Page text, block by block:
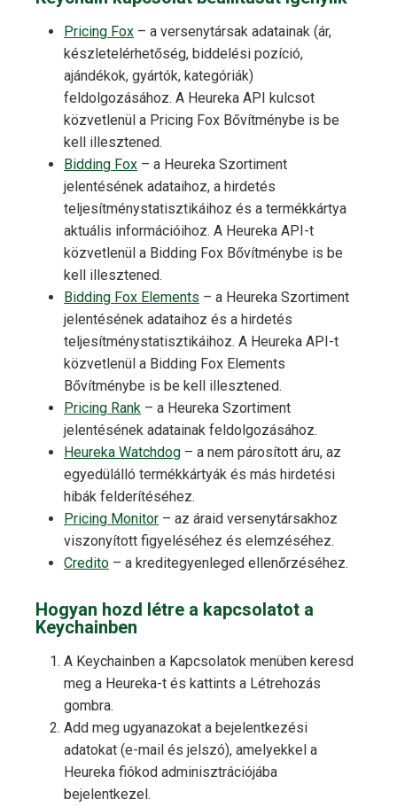
Pricing Fox – a versenytársak adatainak (ár,
készletelérhetőség, biddelési pozíció,
ajándékok, gyártók, kategóriák)
feldolgozásához. A Heureka API kulcsot
közvetlenül a Pricing Fox Bővítménybe is be
kell illesztened.
Bidding Fox – a Heureka Szortiment
jelentésének adataihoz, a hirdetés
teljesítménystatisztikáihoz és a termékkártya
aktuális információihoz. A Heureka API-t
közvetlenül a Bidding Fox Bővítménybe is be
kell illesztened.
Bidding Fox Elements – a Heureka Szortiment
jelentésének adataihoz és a hirdetés
teljesítménystatisztikáihoz. A Heureka API-t
közvetlenül a Bidding Fox Elements
Bővítménybe is be kell illesztened.
Pricing Rank – a Heureka Szortiment
jelentésének adatainak feldolgozásához.
Heureka Watchdog – a nem párosított áru, az
egyedülálló termékkártyák és más hirdetési
hibák felderítéséhez.
Pricing Monitor – az áraid versenytársakhoz
viszonyított figyeléséhez és elemzéséhez.
Credito – a kreditegyenleged ellenőrzéséhez.
Hogyan hozd létre a kapcsolatot a
Keychainben
A Keychainben a Kapcsolatok menüben keresd
meg a Heureka-t és kattints a Létrehozás
gombra.
Add meg ugyanazokat a bejelentkezési
adatokat (e-mail és jelszó), amelyekkel a
Heureka fiókod adminisztrációjába
bejelentkezel.